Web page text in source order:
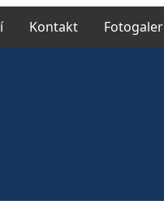
Kontakt